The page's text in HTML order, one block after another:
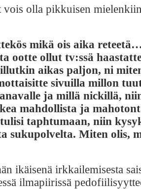
vois olla pikkuisen
mikä ois aika
ootte ollut tv:ssä
aikas paljon, ni
sivuilla millon
ja millä nickillä,
mahdollista ja
taphtumaan, niin
sukupolvelta. Miten olis,
ikäisenä irkkailemisesta
ilmapiirissä